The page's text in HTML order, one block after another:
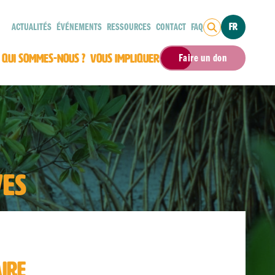
ACTUALITÉS ÉVÉNEMENTS RESSOURCES CONTACT FAQ FR
QUI SOMMES-NOUS ? VOUS IMPLIQUER Faire un don